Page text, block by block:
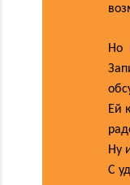
Но
Ей
Ну
С